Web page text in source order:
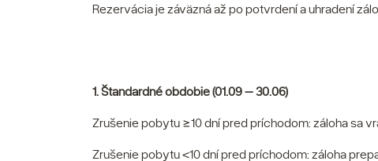
Rezervácia je záväzná až po potvrdení a uhradení
1. Štandardné obdobie (01.09 – 30.06)
Zrušenie pobytu ≥10 dní pred príchodom: záloha sa
Zrušenie pobytu <10 dní pred príchodom: záloha